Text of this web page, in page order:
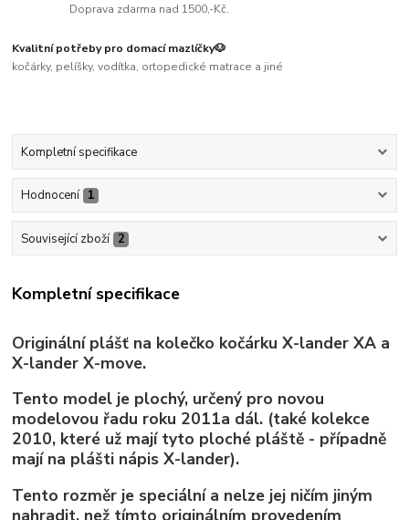
Doprava zdarma nad 1500,-Kč.
Kvalitní potřeby pro domací mazlíčky🐶
kočárky, pelíšky, vodítka, ortopedické matrace a jiné
Kompletní specifikace
Hodnocení 1
Související zboží 2
Kompletní specifikace
Originální plášť na kolečko kočárku X-lander XA a
X-lander X-move.
Tento model je plochý, určený pro novou
modelovou řadu roku 2011a dál. (také kolekce
2010, které už mají tyto ploché pláště - případně
mají na plášti nápis X-lander).
Tento rozměr je speciální a nelze jej ničím jiným
nahradit, než tímto originálním provedením